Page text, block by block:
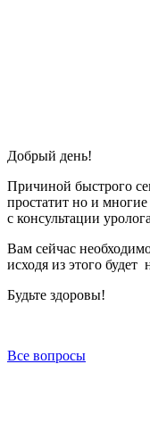
Добрый день!
Причиной быстрого
простатит но и
с консультации
Вам сейчас
исходя из этого будет
Будьте здоровы!
Все вопросы